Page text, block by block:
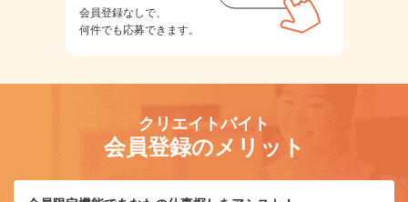
会員登録なしで、
何件でも応募できます。
クリエイトバイト
会員登録のメリット